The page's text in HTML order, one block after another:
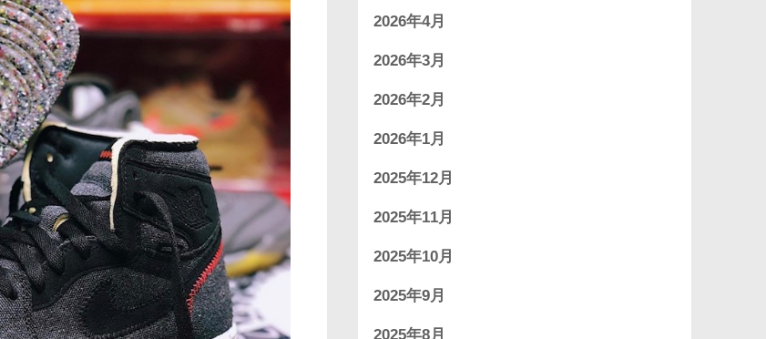
2026年4月
2026年3月
2026年2月
2026年1月
2025年12月
2025年11月
2025年10月
2025年9月
2025年8月